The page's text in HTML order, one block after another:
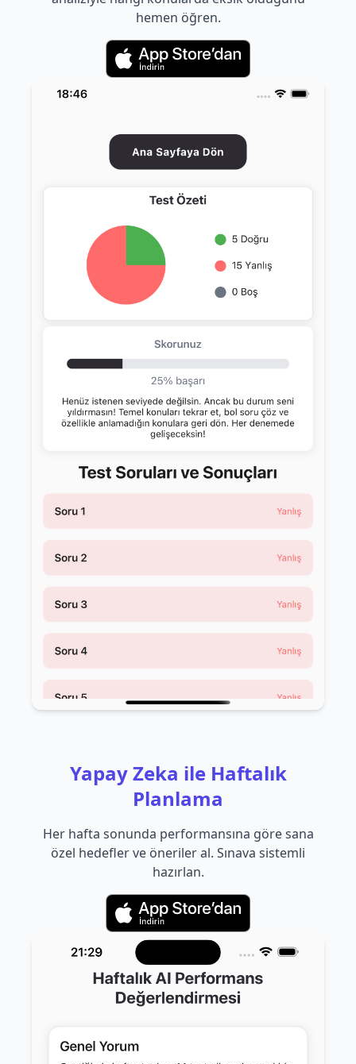
hemen öğren.
Yapay Zeka ile Haftalık
Planlama
Her hafta sonunda performansına göre sana
özel hedefler ve öneriler al. Sınava sistemli
hazırlan.